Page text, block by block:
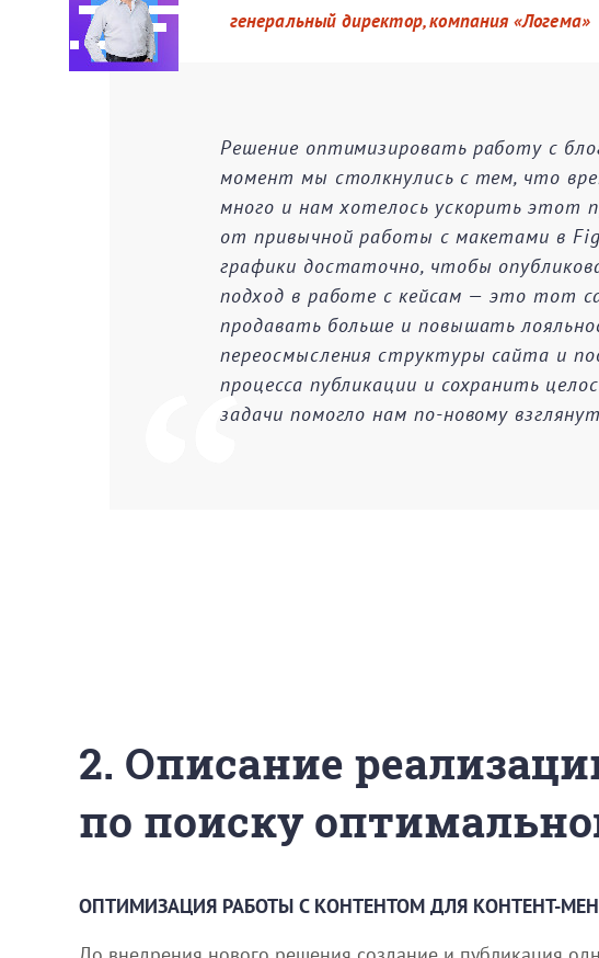
генеральный директор, компания «Логема»
Решение оптимизировать работу с
момент мы столкнулись с тем, что
много и нам хотелось ускорить этот
от привычной работы с макетами в
графики достаточно, чтобы
подход в работе с кейсам — это тот
продавать больше и повышать
переосмысления структуры сайта и
процесса публикации и сохранить
задачи помогло нам по-новому
2. Описание
по поиску
ОПТИМИЗАЦИЯ РАБОТЫ С КОНТЕНТОМ ДЛЯ КОНТЕНТ-